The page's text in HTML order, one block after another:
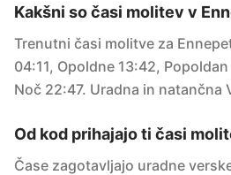
Kakšni so časi molitev v
Trenutni časi molitve za
04:11, Opoldne 13:42,
Noč 22:47. Uradna in natančna
Od kod prihajajo ti časi
Čase zagotavljajo uradne